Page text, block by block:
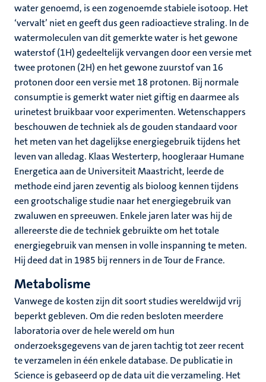
water genoemd, is een zogenoemde stabiele isotoop. Het
‘vervalt’ niet en geeft dus geen radioactieve straling. In de
watermoleculen van dit gemerkte water is het gewone
waterstof (1H) gedeeltelijk vervangen door een versie met
twee protonen (2H) en het gewone zuurstof van 16
protonen door een versie met 18 protonen. Bij normale
consumptie is gemerkt water niet giftig en daarmee als
urinetest bruikbaar voor experimenten. Wetenschappers
beschouwen de techniek als de gouden standaard voor
het meten van het dagelijkse energiegebruik tijdens het
leven van alledag. Klaas Westerterp, hoogleraar Humane
Energetica aan de Universiteit Maastricht, leerde de
methode eind jaren zeventig als bioloog kennen tijdens
een grootschalige studie naar het energiegebruik van
zwaluwen en spreeuwen. Enkele jaren later was hij de
allereerste die de techniek gebruikte om het totale
energiegebruik van mensen in volle inspanning te meten.
Hij deed dat in 1985 bij renners in de Tour de France.
Metabolisme
Vanwege de kosten zijn dit soort studies wereldwijd vrij
beperkt gebleven. Om die reden besloten meerdere
laboratoria over de hele wereld om hun
onderzoeksgegevens van de jaren tachtig tot zeer recent
te verzamelen in één enkele database. De publicatie in
Science is gebaseerd op de data uit die verzameling. Het